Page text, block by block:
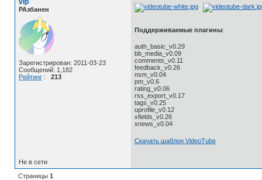
vip
РАзбанен
Зарегистрирован: 2011-03-23
Сообщений: 1,182
Рейтинг: 213
Поддерживаемые плагины:
auth_basic_v0.29
bb_media_v0.09
comments_v0.11
feedback_v0.26
nsm_v0.04
pm_v0.6
rating_v0.06
rss_export_v0.17
tags_v0.25
uprofile_v0.12
xfields_v0.26
xnews_v0.04
Скачать шаблон VideoTube
Не в сети
Страницы 1